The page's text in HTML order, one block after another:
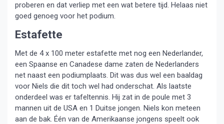
proberen en dat verliep met een wat betere tijd. Helaas niet
goed genoeg voor het podium.
Estafette
Met de 4 x 100 meter estafette met nog een Nederlander,
een Spaanse en Canadese dame zaten de Nederlanders
net naast een podiumplaats. Dit was dus wel een baaldag
voor Niels die dit toch wel had onderschat. Als laatste
onderdeel was er tafeltennis. Hij zat in de poule met 3
mannen uit de USA en 1 Duitse jongen. Niels kon meteen
aan de bak. Één van de Amerikaanse jongens speelt ook